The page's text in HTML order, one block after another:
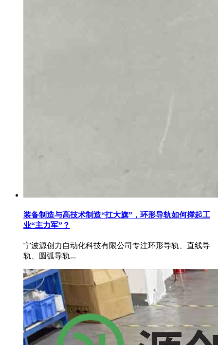
装备制造与高技术制造“扛大旗”，环形导轨如何撑起工
业“主力军”？
宁波源创力自动化科技有限公司专注环形导轨、直线导
轨、圆弧导轨...